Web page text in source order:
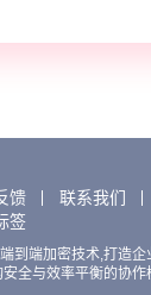
馈 联系我们
签
到端加密技术,打造
全与效率平衡的协作